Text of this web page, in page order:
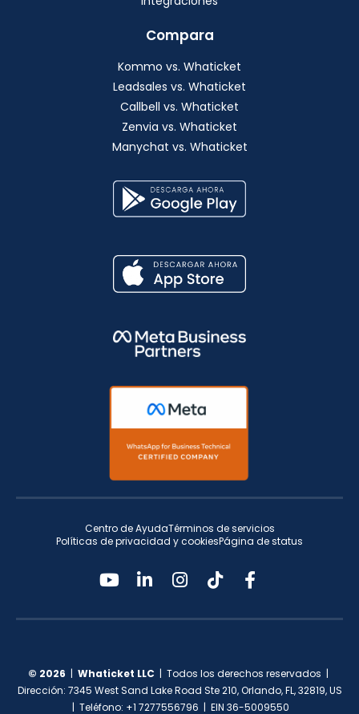
Compara
Kommo vs. Whaticket
Leadsales vs. Whaticket
Callbell vs. Whaticket
Zenvia vs. Whaticket
Manychat vs. Whaticket
Centro de AyudaTérminos de servicios
Políticas de privacidad y cookiesPágina de status
© 2026 | Whaticket LLC | Todos los derechos reservados |
Dirección: 7345 West Sand Lake Road Ste 210, Orlando, FL, 32819, US
| Teléfono: +1 7277556796 | EIN 36-5009550